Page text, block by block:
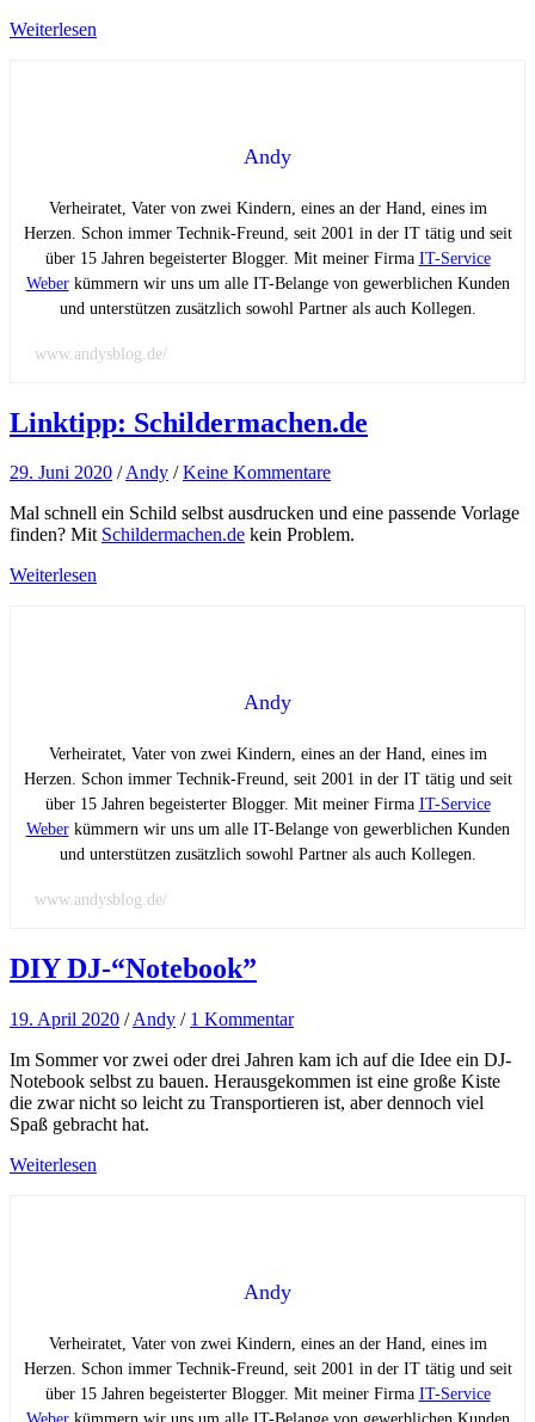
Weiterlesen
Andy
Verheiratet, Vater von zwei Kindern, eines an der Hand, eines im
Herzen. Schon immer Technik-Freund, seit 2001 in der IT tätig und seit
über 15 Jahren begeisterter Blogger. Mit meiner Firma IT-Service
Weberkümmern wir uns um alle IT-Belange von gewerblichen Kunden
und unterstützen zusätzlich sowohl Partner als auch Kollegen.
www.andysblog.de/
Linktipp: Schildermachen.de
29. Juni 2020 /Andy /Keine Kommentare
Mal schnell ein Schild selbst ausdrucken und eine passende Vorlage
finden? Mit Schildermachen.de kein Problem.
Weiterlesen
Andy
Verheiratet, Vater von zwei Kindern, eines an der Hand, eines im
Herzen. Schon immer Technik-Freund, seit 2001 in der IT tätig und seit
über 15 Jahren begeisterter Blogger. Mit meiner Firma IT-Service
Weberkümmern wir uns um alle IT-Belange von gewerblichen Kunden
und unterstützen zusätzlich sowohl Partner als auch Kollegen.
www.andysblog.de/
DIY DJ-“Notebook”
19. April 2020 /Andy / 1 Kommentar
Im Sommer vor zwei oder drei Jahren kam ich auf die Idee ein DJ-
Notebook selbst zu bauen. Herausgekommen ist eine große Kiste
die zwar nicht so leicht zu Transportieren ist, aber dennoch viel
Spaß gebracht hat.
Weiterlesen
Andy
Verheiratet, Vater von zwei Kindern, eines an der Hand, eines im
Herzen. Schon immer Technik-Freund, seit 2001 in der IT tätig und seit
über 15 Jahren begeisterter Blogger. Mit meiner Firma IT-Service